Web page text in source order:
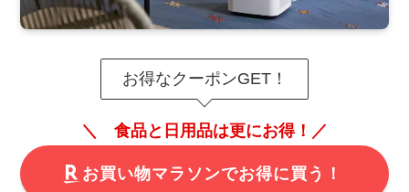
お得なクーポンGET！
＼ 食品と日用品は更にお得！／
お買い物マラソンでお得に買う！